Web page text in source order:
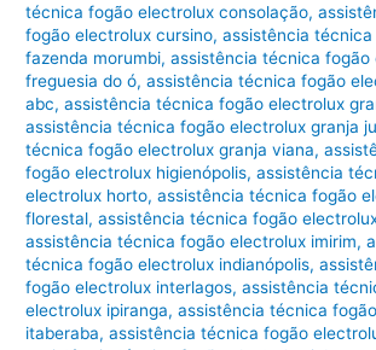
técnica fogão electrolux consolação,
fogão electrolux cursino,assistência
fazenda morumbi,assistência técnica fogão
freguesia do ó,assistência técnica fogão
abc,assistência técnica fogão electrolux
assistência técnica fogão electrolux granja
técnica fogão electrolux granja viana,
fogão electrolux higienópolis,assistência
electrolux horto,assistência técnica fogão
florestal,assistência técnica fogão
assistência técnica fogão electrolux imirim,
técnica fogão electrolux indianópolis,
fogão electrolux interlagos,assistência
electrolux ipiranga,assistência técnica
itaberaba,assistência técnica fogão